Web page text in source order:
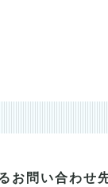
お問い合わせ